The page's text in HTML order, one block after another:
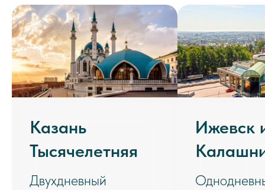
Казань
Тысячелетняя
Двухдневный
Ижевск